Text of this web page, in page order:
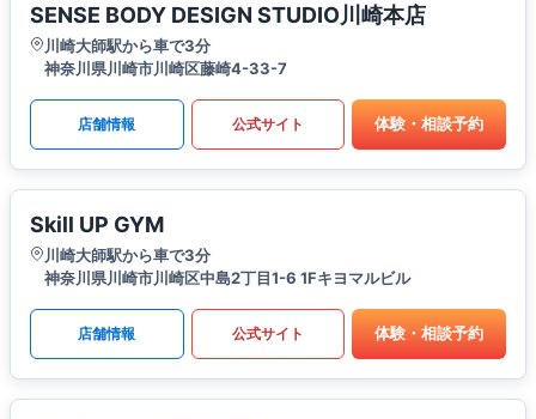
SENSE BODY DESIGN STUDIO川崎本店
川崎大師駅から車で3分
神奈川県川崎市川崎区藤崎4-33-7
店舗情報 公式サイト 体験・相談予約
Skill UP GYM
川崎大師駅から車で3分
神奈川県川崎市川崎区中島2丁目1-6 1Fキヨマルビル
店舗情報 公式サイト 体験・相談予約